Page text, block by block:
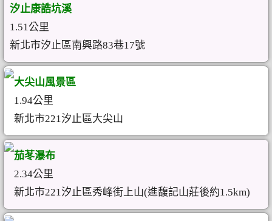
汐止康誥坑溪
1.51公里
新北市汐止區南興路83巷17號
大尖山風景區
1.94公里
新北市221汐止區大尖山
茄苳瀑布
2.34公里
新北市221汐止區秀峰街上山(進馥記山莊後約1.5km)